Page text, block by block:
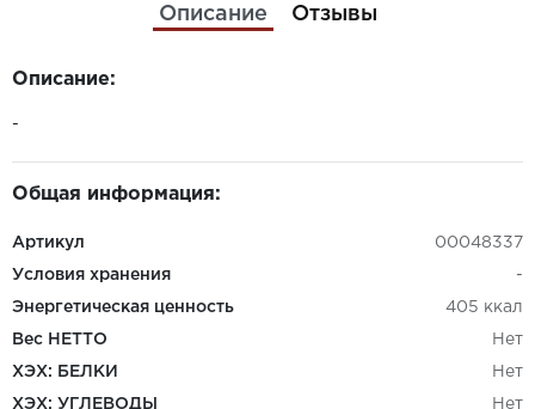
Описание Отзывы
Описание:
-
Общая информация:
Артикул 00048337
Условия хранения -
Энергетическая ценность 405 ккал
Вес НЕТТО Нет
ХЭХ: БЕЛКИ Нет
ХЭХ: УГЛЕВОДЫ Нет